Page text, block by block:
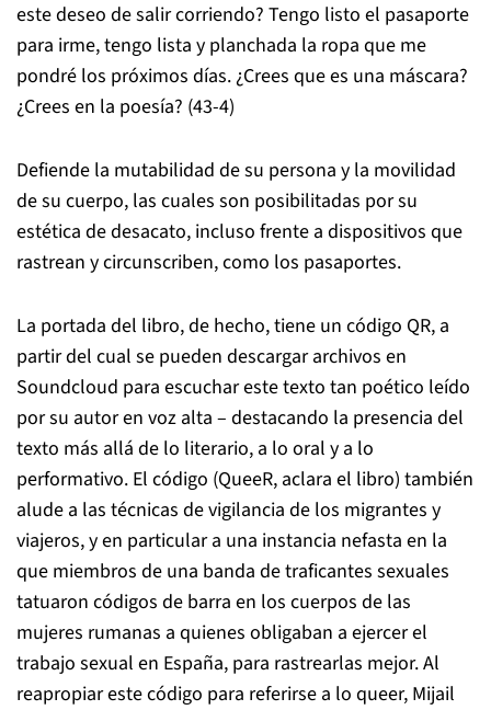
este deseo de salir corriendo? Tengo listo el pasaporte
para irme, tengo lista y planchada la ropa que me
pondré los próximos días. ¿Crees que es una máscara?
¿Crees en la poesía? (43-4)
Defiende la mutabilidad de su persona y la movilidad
de su cuerpo, las cuales son posibilitadas por su
estética de desacato, incluso frente a dispositivos que
rastrean y circunscriben, como los pasaportes.
La portada del libro, de hecho, tiene un código QR, a
partir del cual se pueden descargar archivos en
Soundcloud para escuchar este texto tan poético leído
por su autor en voz alta – destacando la presencia del
texto más allá de lo literario, a lo oral y a lo
performativo. El código (QueeR, aclara el libro) también
alude a las técnicas de vigilancia de los migrantes y
viajeros, y en particular a una instancia nefasta en la
que miembros de una banda de traficantes sexuales
tatuaron códigos de barra en los cuerpos de las
mujeres rumanas a quienes obligaban a ejercer el
trabajo sexual en España, para rastrearlas mejor. Al
reapropiar este código para referirse a lo queer, Mijail